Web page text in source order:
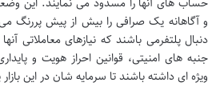
و آگاهانه یک صرافی را بیش از پیش پررنگ می
دنبال پلتفرمی باشند که نیازهای معاملاتی آنها
جنبه های امنیتی، قوانین احراز هویت و
ویژه ای داشته باشند تا سرمایه شان در این